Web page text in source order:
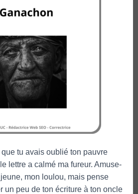
tu avais oublié ton pauvre
lettre a calmé ma fureur. Amuse-
mon loulou, mais pense
un peu de ton écriture à ton oncle